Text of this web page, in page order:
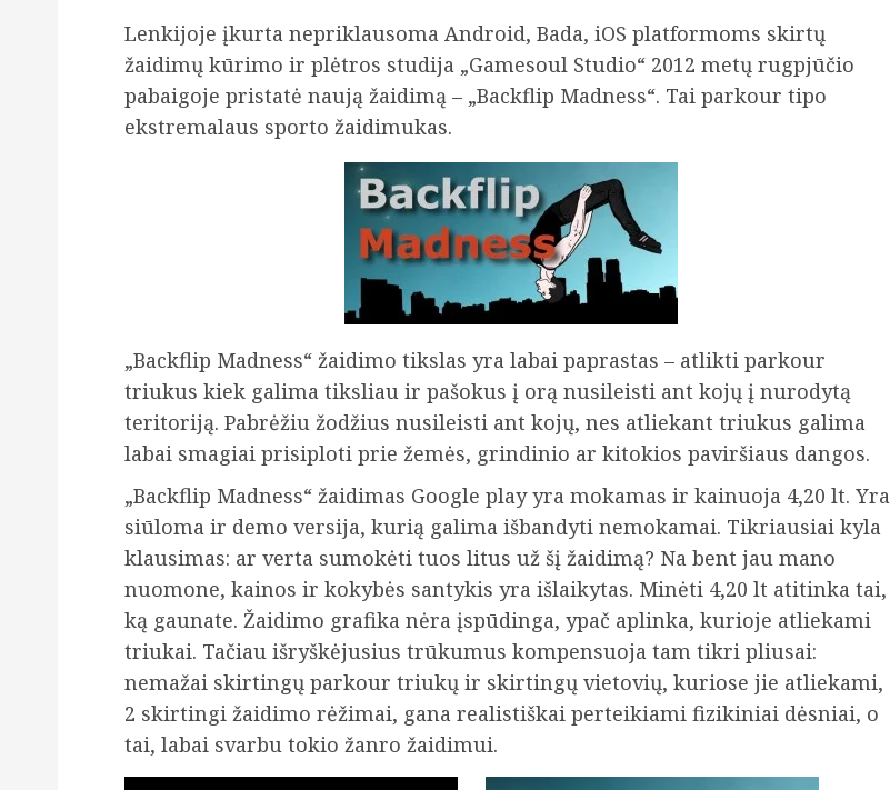
Lenkijoje įkurta nepriklausoma Android, Bada, iOS platformoms skirtų
žaidimų kūrimo ir plėtros studija „Gamesoul Studio“ 2012 metų rugpjūčio
pabaigoje pristatė naują žaidimą – „Backflip Madness“. Tai parkour tipo
ekstremalaus sporto žaidimukas.
„Backflip Madness“ žaidimo tikslas yra labai paprastas – atlikti parkour
triukus kiek galima tiksliau ir pašokus į orą nusileisti ant kojų į nurodytą
teritoriją. Pabrėžiu žodžius nusileisti ant kojų, nes atliekant triukus galima
labai smagiai prisiploti prie žemės, grindinio ar kitokios paviršiaus dangos.
„Backflip Madness“ žaidimas Google play yra mokamas ir kainuoja 4,20 lt. Yra
siūloma ir demo versija, kurią galima išbandyti nemokamai. Tikriausiai kyla
klausimas: ar verta sumokėti tuos litus už šį žaidimą? Na bent jau mano
nuomone, kainos ir kokybės santykis yra išlaikytas. Minėti 4,20 lt atitinka tai,
ką gaunate. Žaidimo grafika nėra įspūdinga, ypač aplinka, kurioje atliekami
triukai. Tačiau išryškėjusius trūkumus kompensuoja tam tikri pliusai:
nemažai skirtingų parkour triukų ir skirtingų vietovių, kuriose jie atliekami,
2 skirtingi žaidimo rėžimai, gana realistiškai perteikiami fizikiniai dėsniai, o
tai, labai svarbu tokio žanro žaidimui.